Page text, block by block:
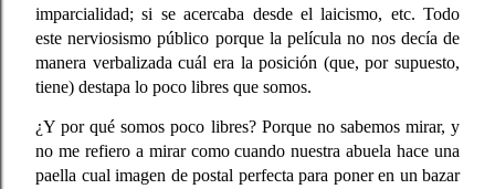
imparcialidad; si se acercaba desde el laicismo, etc. Todo
este nerviosismo público porque la película no nos decía de
manera verbalizada cuál era la posición (que, por supuesto,
tiene) destapa lo poco libres que somos.
¿Y por qué somos poco libres? Porque no sabemos mirar, y
no me refiero a mirar como cuando nuestra abuela hace una
paella cual imagen de postal perfecta para poner en un bazar